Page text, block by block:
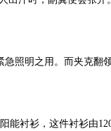
照明之用。而夹克
能衬衫，这件衬衫由